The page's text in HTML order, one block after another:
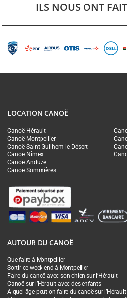
ILS NOUS ONT
LOCATION CANOË
Canoë Hérault
Canoë Montpellier
Canoë Saint Guilhem le Désert
Canoë Nîmes
Canoë Anduze
Canoë Sommières
AUTOUR DU CANOË
Que faire à Montpellier
Sortir ce week-end à Montpellier
Faire du canoë avec son chien sur l’Hérault
Canoë sur l’Hérault avec des enfants
A quel âge peut-on faire du canoë sur l’Hérault